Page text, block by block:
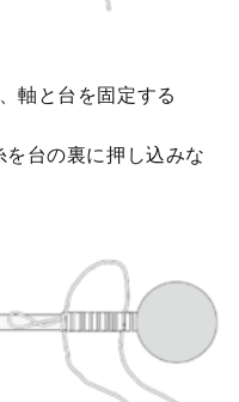
軸と台を固定する
台の裏に押し込みな